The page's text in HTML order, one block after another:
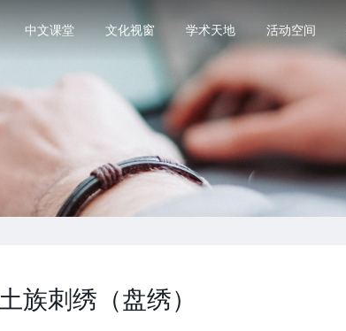
中文课堂 文化视窗 学术天地 活动空间
土族刺绣（盘绣）